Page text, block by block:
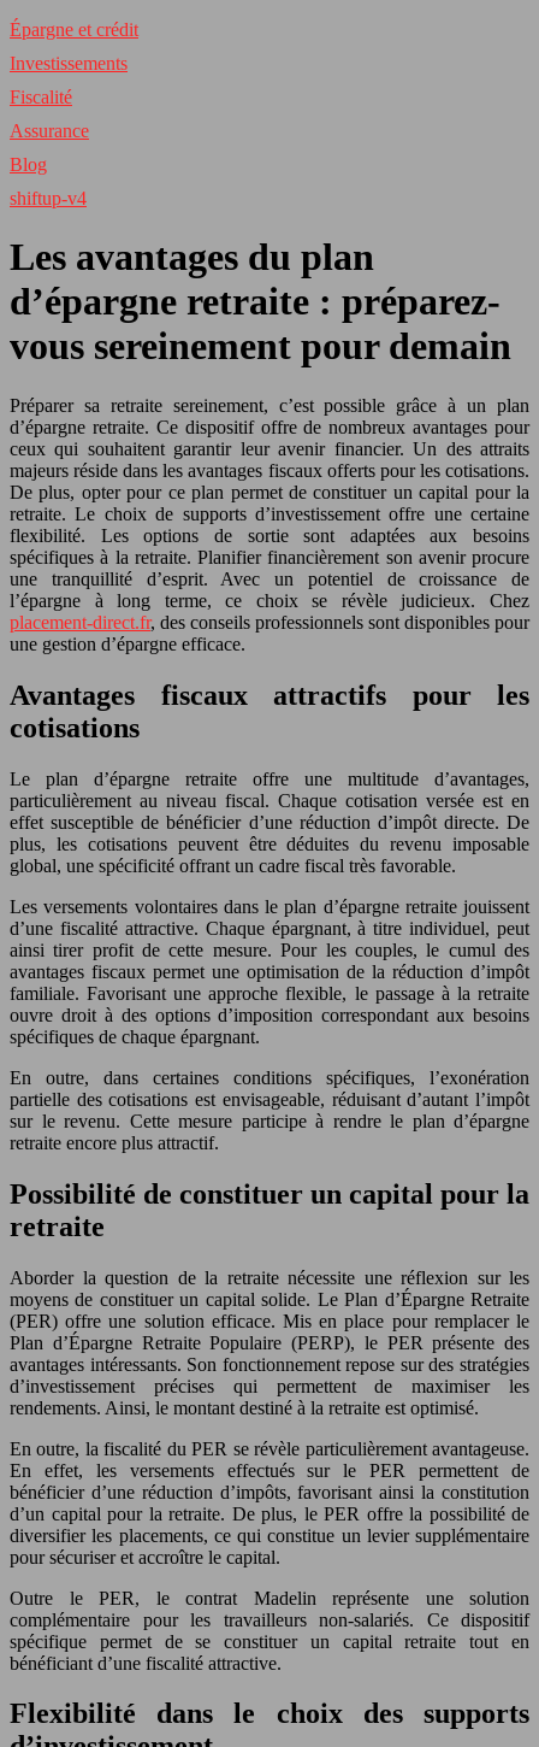
Épargne et crédit
Investissements
Fiscalité
Assurance
Blog
shiftup-v4
Les avantages du plan
d’épargne retraite : préparez-
vous sereinement pour demain
Préparer sa retraite sereinement, c’est possible grâce à un plan
d’épargne retraite. Ce dispositif offre de nombreux avantages pour
ceux qui souhaitent garantir leur avenir financier. Un des attraits
majeurs réside dans les avantages fiscaux offerts pour les cotisations.
De plus, opter pour ce plan permet de constituer un capital pour la
retraite. Le choix de supports d’investissement offre une certaine
flexibilité. Les options de sortie sont adaptées aux besoins
spécifiques à la retraite. Planifier financièrement son avenir procure
une tranquillité d’esprit. Avec un potentiel de croissance de
l’épargne à long terme, ce choix se révèle judicieux. Chez
placement-direct.fr, des conseils professionnels sont disponibles pour
une gestion d’épargne efficace.
Avantages fiscaux attractifs pour les
cotisations
Le plan d’épargne retraite offre une multitude d’avantages,
particulièrement au niveau fiscal. Chaque cotisation versée est en
effet susceptible de bénéficier d’une réduction d’impôt directe. De
plus, les cotisations peuvent être déduites du revenu imposable
global, une spécificité offrant un cadre fiscal très favorable.
Les versements volontaires dans le plan d’épargne retraite jouissent
d’une fiscalité attractive. Chaque épargnant, à titre individuel, peut
ainsi tirer profit de cette mesure. Pour les couples, le cumul des
avantages fiscaux permet une optimisation de la réduction d’impôt
familiale. Favorisant une approche flexible, le passage à la retraite
ouvre droit à des options d’imposition correspondant aux besoins
spécifiques de chaque épargnant.
En outre, dans certaines conditions spécifiques, l’exonération
partielle des cotisations est envisageable, réduisant d’autant l’impôt
sur le revenu. Cette mesure participe à rendre le plan d’épargne
retraite encore plus attractif.
Possibilité de constituer un capital pour la
retraite
Aborder la question de la retraite nécessite une réflexion sur les
moyens de constituer un capital solide. Le Plan d’Épargne Retraite
(PER) offre une solution efficace. Mis en place pour remplacer le
Plan d’Épargne Retraite Populaire (PERP), le PER présente des
avantages intéressants. Son fonctionnement repose sur des stratégies
d’investissement précises qui permettent de maximiser les
rendements. Ainsi, le montant destiné à la retraite est optimisé.
En outre, la fiscalité du PER se révèle particulièrement avantageuse.
En effet, les versements effectués sur le PER permettent de
bénéficier d’une réduction d’impôts, favorisant ainsi la constitution
d’un capital pour la retraite. De plus, le PER offre la possibilité de
diversifier les placements, ce qui constitue un levier supplémentaire
pour sécuriser et accroître le capital.
Outre le PER, le contrat Madelin représente une solution
complémentaire pour les travailleurs non-salariés. Ce dispositif
spécifique permet de se constituer un capital retraite tout en
bénéficiant d’une fiscalité attractive.
Flexibilité dans le choix des supports